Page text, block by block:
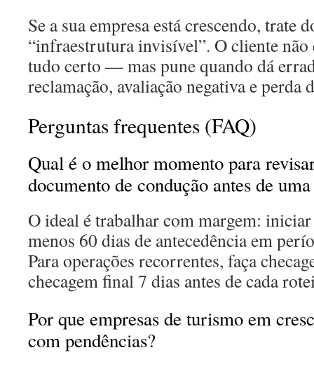
Se a sua empresa está crescendo, trate
“infraestrutura invisível”. O cliente não
tudo certo — mas pune quando dá
reclamação, avaliação negativa e perda
Perguntas frequentes (FAQ)
Qual é o melhor momento para
documento de condução antes de
O ideal é trabalhar com margem:
menos 60 dias de antecedência em
Para operações recorrentes, faça
checagem final 7 dias antes de cada
Por que empresas de turismo em
com pendências?